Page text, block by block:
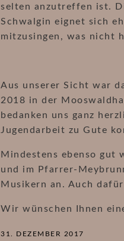
selten anzutreffen ist.
Schwalgin eignet sich
mitzusingen, was nicht
Aus unserer Sicht war
2018 in der
bedanken uns ganz
Jugendarbeit zu Gute
Mindestens ebenso gut
und im Pfarrer-
Musikern an. Auch
Wir wünschen Ihnen
31. DEZEMBER 2017